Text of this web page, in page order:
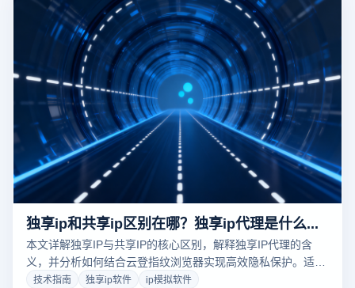
独享ip和共享ip区别在哪？独享ip代理是什么意思
本文详解独享IP与共享IP的核心区别，解释独享IP代理的含
义，并分析如何结合云登指纹浏览器实现高效隐私保护。适合
网络安全爱好者和从业者阅读，提升在线匿名性与稳定性。
技术指南 独享ip软件
ip模拟软件